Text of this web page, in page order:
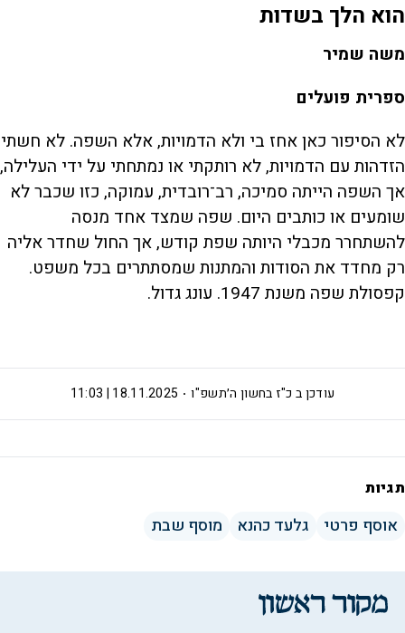
הוא הלך בשדות
משה שמיר
ספרית פועלים
לא הסיפור כאן אחז בי ולא הדמויות, אלא השפה. לא חשתי
הזדהות עם הדמויות, לא רותקתי או נמתחתי על ידי העלילה,
אך השפה הייתה סמיכה, רב־רובדית, עמוקה, כזו שכבר לא
שומעים או כותבים היום. שפה שמצד אחד מנסה
להשתחרר מכבלי היותה שפת קודש, אך החול שחדר אליה
רק מחדד את הסודות והמתנות שמסתתרים בכל משפט.
קפסולת שפה משנת 1947. עונג גדול.
כ"ז בחשון ה׳תשפ"ו 18.11.2025 | 11:03 עודכן ב
תגיות
אוסף פרטי גלעד כהנא מוסף שבת